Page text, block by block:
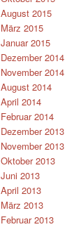
August 2015
März 2015
Januar 2015
Dezember 2014
November 2014
August 2014
April 2014
Februar 2014
Dezember 2013
November 2013
Oktober 2013
Juni 2013
April 2013
März 2013
Februar 2013